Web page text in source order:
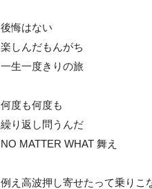
後悔はない
楽しんだもんがち
一生一度きりの旅
何度も何度も
繰り返し問うんだ
NO MATTER WHAT 舞え
例え高波押し寄せたって乗りこ